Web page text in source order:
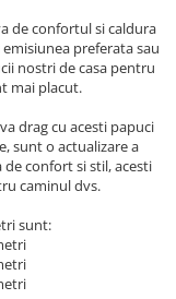
de confortul si caldura
preferata sau
nostri de casa pentru
mai placut.
drag cu acesti papuci
sunt o actualizare a
confort si stil, acesti
caminul dvs.
sunt: